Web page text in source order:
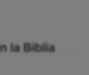
la Biblia